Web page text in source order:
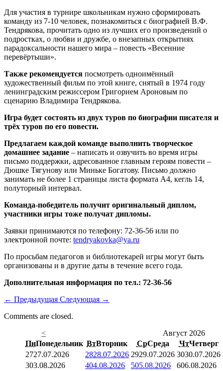
Для участия в турнире школьникам нужно сформировать
команду из 7-10 человек, познакомиться с биографией В.Ф.
Тендрякова, прочитать одно из лучших его произведений о
подростках, о любви и дружбе, о внезапных открытиях
парадоксальности нашего мира – повесть «Весенние
перевёртыши».
Также рекомендуется посмотреть одноимённый
художественный фильм по этой книге, снятый в 1974 году
ленинградским режиссером Григорием Ароновым по
сценарию Владимира Тендрякова.
Игра будет состоять из двух туров по биографии писателя и
трёх туров по его повести.
Предлагаем каждой команде выполнить творческое
домашнее задание – написать и озвучить во время игры
письмо поддержки, адресованное главным героям повести –
Дюшке Тягунову или Миньке Богатову. Письмо должно
занимать не более 1 страницы листа формата А4, кегль 14,
полуторный интервал.
Команда-победитель получит оригинальный диплом,
участники игры тоже получат дипломы.
Заявки принимаются по телефону: 72-36-56 или по
электронной почте: tendryakovka@ya.ru
По просьбам педагогов и библиотекарей игры могут быть
организованы и в другие даты в течение всего года.
Дополнительная информация по тел.: 72-36-56
← Предыдущая Следующая →
Comments are closed.
<
Август 2026
ПнПонедельник ВтВторник СрСреда ЧтЧетверг
2727.07.2026 2828.07.2026 2929.07.2026 3030.07.2026
303.08.2026 404.08.2026 505.08.2026 606.08.2026